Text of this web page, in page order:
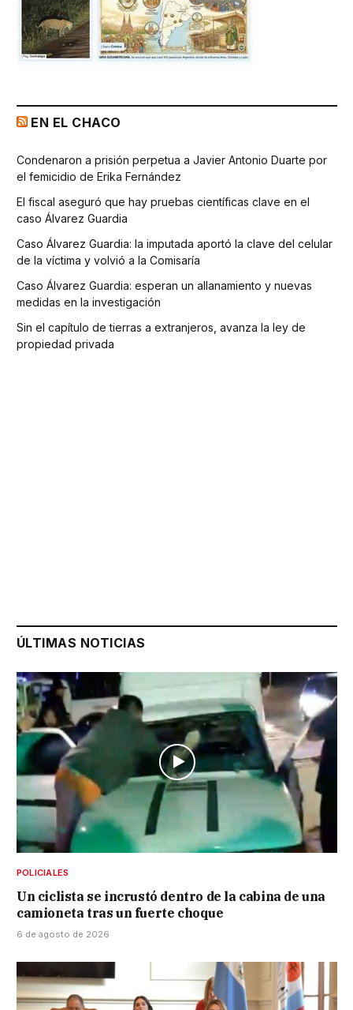
EN EL CHACO
Condenaron a prisión perpetua a Javier Antonio Duarte por
el femicidio de Erika Fernández
El fiscal aseguró que hay pruebas científicas clave en el
caso Álvarez Guardia
Caso Álvarez Guardia: la imputada aportó la clave del celular
de la víctima y volvió a la Comisaría
Caso Álvarez Guardia: esperan un allanamiento y nuevas
medidas en la investigación
Sin el capítulo de tierras a extranjeros, avanza la ley de
propiedad privada
ÚLTIMAS NOTICIAS
POLICIALES
Un ciclista se incrustó dentro de la cabina de una
camioneta tras un fuerte choque
6 de agosto de 2026